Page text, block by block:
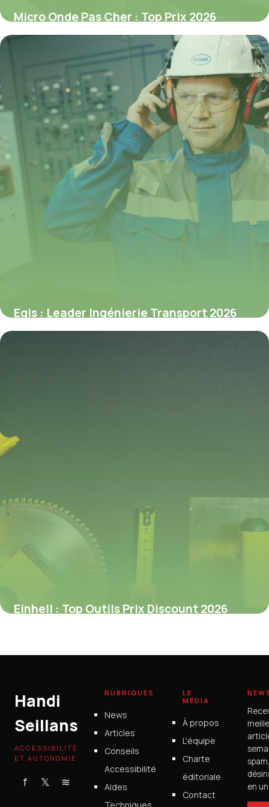
Micro Onde Pas Cher : Top Prix 2026
3 juillet 2026
Egis : Leader Ingénierie Transport 2026
2 juillet 2026
Einhell : Top Outils Prix Discount 2026
Handi
Seillans
ACCESSIBILITÉ
ET AUTONOMIE
f 𝕏 ≋
RUBRIQUES
News
Articles
Conseils
Accessibilité
Aides
LE
MÉDIA
À propos
L'équipe
Charte
éditoriale
Contact
en